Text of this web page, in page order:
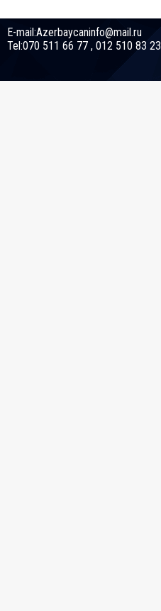
E-mail:Azerbaycaninfo@mail.ru
Tel:070 511 66 77 , 012 510 83 23